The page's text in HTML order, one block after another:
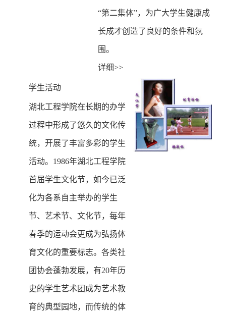
“第二集体”，为广大学生健康成
长成才创造了良好的条件和氛
围。
详细>>
学生活动
湖北工程学院在长期的办学
过程中形成了悠久的文化传
统，开展了丰富多彩的学生
活动。1986年湖北工程学院
首届学生文化节，如今已泛
化为各系自主举办的学生
节、艺术节、文化节，每年
春季的运动会更成为弘扬体
育文化的重要标志。各类社
团协会蓬勃发展，有20年历
史的学生艺术团成为艺术教
育的典型园地，而传统的体